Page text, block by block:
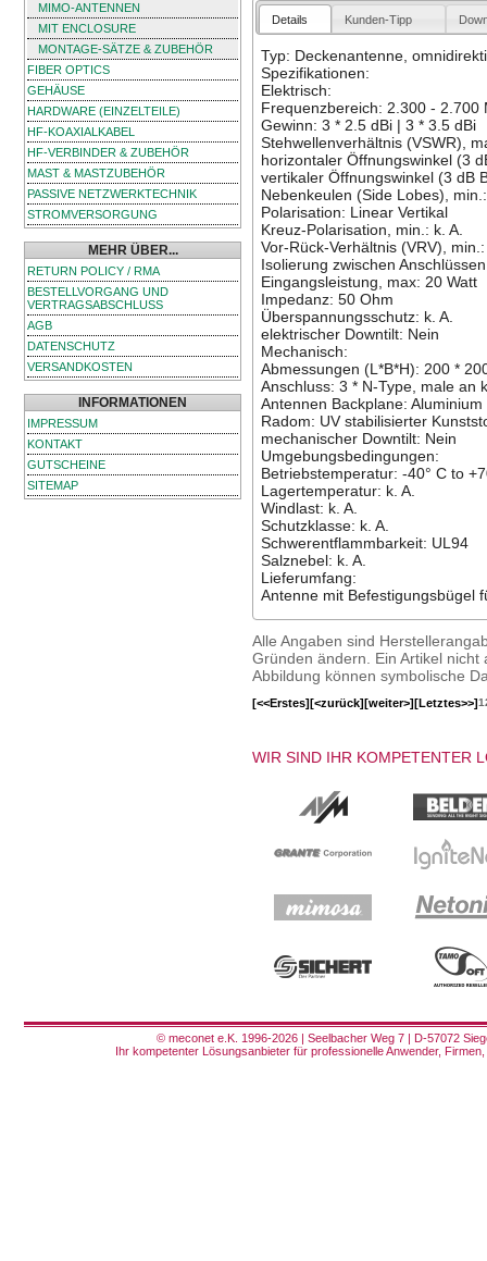
MIMO-ANTENNEN
MIT ENCLOSURE
MONTAGE-SÄTZE & ZUBEHÖR
FIBER OPTICS
GEHÄUSE
HARDWARE (EINZELTEILE)
HF-KOAXIALKABEL
HF-VERBINDER & ZUBEHÖR
MAST & MASTZUBEHÖR
PASSIVE NETZWERKTECHNIK
STROMVERSORGUNG
MEHR ÜBER...
RETURN POLICY / RMA
BESTELLVORGANG UND
VERTRAGSABSCHLUSS
AGB
DATENSCHUTZ
VERSANDKOSTEN
INFORMATIONEN
IMPRESSUM
KONTAKT
GUTSCHEINE
SITEMAP
Details Kunden-Tipp
Typ: Deckenantenne,
Spezifikationen:
Elektrisch:
Frequenzbereich: 2.300 - 2.700
Gewinn: 3 * 2.5 dBi | 3 * 3.5 dBi
Stehwellenverhältnis (VSWR),
horizontaler Öffnungswinkel (3
vertikaler Öffnungswinkel (3 dB
Nebenkeulen (Side Lobes),
Polarisation: Linear Vertikal
Kreuz-Polarisation, min.: k. A.
Vor-Rück-Verhältnis (VRV), min.:
Isolierung zwischen
Eingangsleistung, max: 20 Watt
Impedanz: 50 Ohm
Überspannungsschutz: k. A.
elektrischer Downtilt: Nein
Mechanisch:
Abmessungen (L*B*H): 200 *
Anschluss: 3 * N-Type, male an
Antennen Backplane: Aluminium
Radom: UV stabilisierter
mechanischer Downtilt: Nein
Umgebungsbedingungen:
Betriebstemperatur: -40° C to
Lagertemperatur: k. A.
Windlast: k. A.
Schutzklasse: k. A.
Schwerentflammbarkeit: UL94
Salznebel: k. A.
Lieferumfang:
Antenne mit Befestigungsbügel
Alle Angaben sind
Gründen ändern. Ein Artikel
Abbildung können symbolische
[<<Erstes][<zurück][weiter>][Letztes>>]
WIR SIND IHR KOMPETENTER
© meconet e.K. 1996-2026 | Seelbacher Weg 7 | D-57072
Ihr kompetenter Lösungsanbieter für professionelle Anwender,